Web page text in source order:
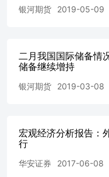
银河期货 2019-05-09
二月我国国际储备情
储备继续增持
银河期货 2019-03-08
宏观经济分析报告：
行
华安证券 2017-06-08